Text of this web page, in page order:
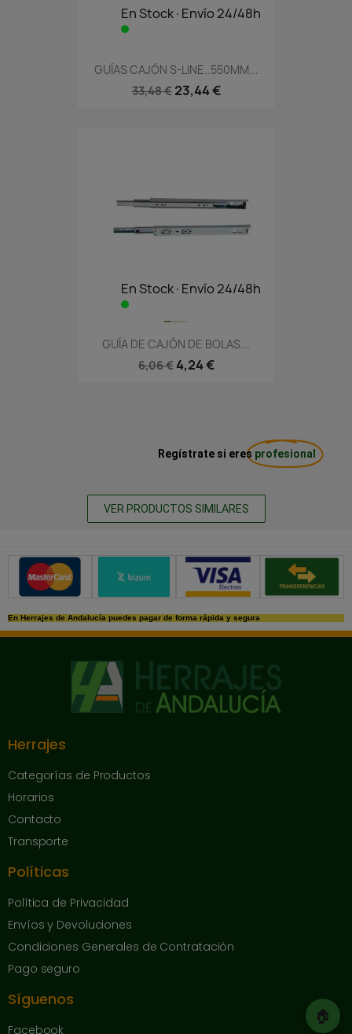
🏠
En Stock·Envío 24/48h
GUÍAS CAJÓN S-LINE..550MM...
33,48 € 23,44 €
En Stock·Envío 24/48h
GUÍA DE CAJÓN DE BOLAS...
6,06 € 4,24 €
Regístrate si eres profesional
VER PRODUCTOS SIMILARES
Métodos de pago seguros
En Herrajes de Andalucía puedes pagar de forma rápida y segura
Herrajes
Categorías de Productos
Horarios
Contacto
Transporte
Políticas
Política de Privacidad
Envíos y Devoluciones
Condiciones Generales de Contratación
Pago seguro
Síguenos
Facebook